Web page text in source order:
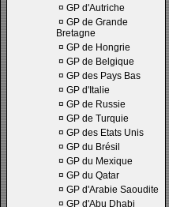
¤ GP d'Autriche
¤ GP de Grande
Bretagne
¤ GP de Hongrie
¤ GP de Belgique
¤ GP des Pays Bas
¤ GP d'Italie
¤ GP de Russie
¤ GP de Turquie
¤ GP des Etats Unis
¤ GP du Brésil
¤ GP du Mexique
¤ GP du Qatar
¤ GP d'Arabie Saoudite
¤ GP d'Abu Dhabi